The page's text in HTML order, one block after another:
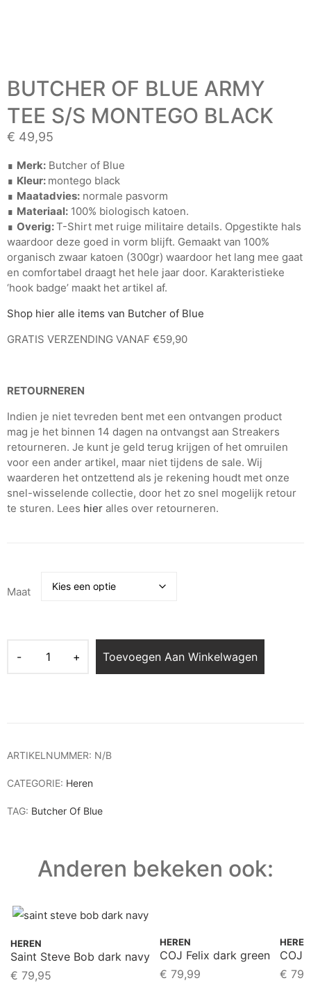
BUTCHER OF BLUE ARMY
TEE S/S MONTEGO BLACK
€ 49,95
∎ Merk: Butcher of Blue
∎ Kleur: montego black
∎ Maatadvies: normale pasvorm
∎ Materiaal: 100% biologisch katoen.
∎ Overig:T-Shirt met ruige militaire details. Opgestikte hals
waardoor deze goed in vorm blijft. Gemaakt van 100%
organisch zwaar katoen (300gr) waardoor het lang mee gaat
en comfortabel draagt het hele jaar door. Karakteristieke
‘hook badge’ maakt het artikel af.
Shop hier alle items van Butcher of Blue
GRATIS VERZENDING VANAF €59,90
RETOURNEREN
Indien je niet tevreden bent met een ontvangen product
mag je het binnen 14 dagen na ontvangst aan Streakers
retourneren. Je kunt je geld terug krijgen of het omruilen
voor een ander artikel, maar niet tijdens de sale. Wij
waarderen het ontzettend als je rekening houdt met onze
snel-wisselende collectie, door het zo snel mogelijk retour
te sturen. Lees hier alles over retourneren.
Maat
Toevoegen Aan Winkelwagen
ARTIKELNUMMER: N/B
CATEGORIE: Heren
TAG: Butcher Of Blue
Anderen bekeken ook:
HEREN
Saint Steve Bob dark navy
€ 79,95
HEREN
COJ Felix dark green
€ 79,99
HEREN
COJ
€